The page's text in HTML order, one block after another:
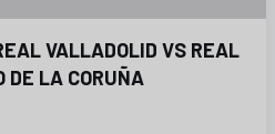
DE LA CORUÑA